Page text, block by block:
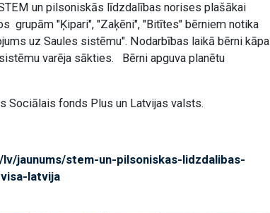
un pilsoniskās līdzdalības norises plašākai
grupām "Ķipari", "Zaķēni", "Bitītes" bērniem notika
uz Saules sistēmu". Nodarbības laikā bērni kāpa
varēja sākties. Bērni apguva planētu
Sociālais fonds Plus un Latvijas valsts.
lv/jaunums/stem-un-pilsoniskas-lidzdalibas-
latvija